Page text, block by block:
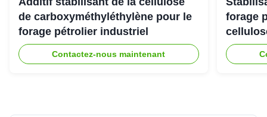
de carboxyméthyléthylène pour le
forage pétrolier industriel
Contactez-nous maintenant
forage